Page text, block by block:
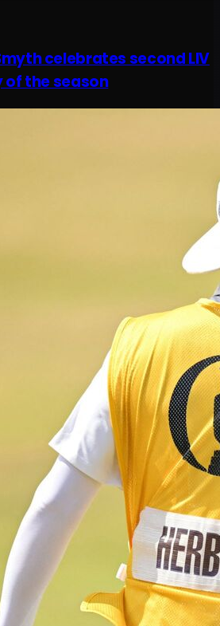
celebrates second LIV
the season